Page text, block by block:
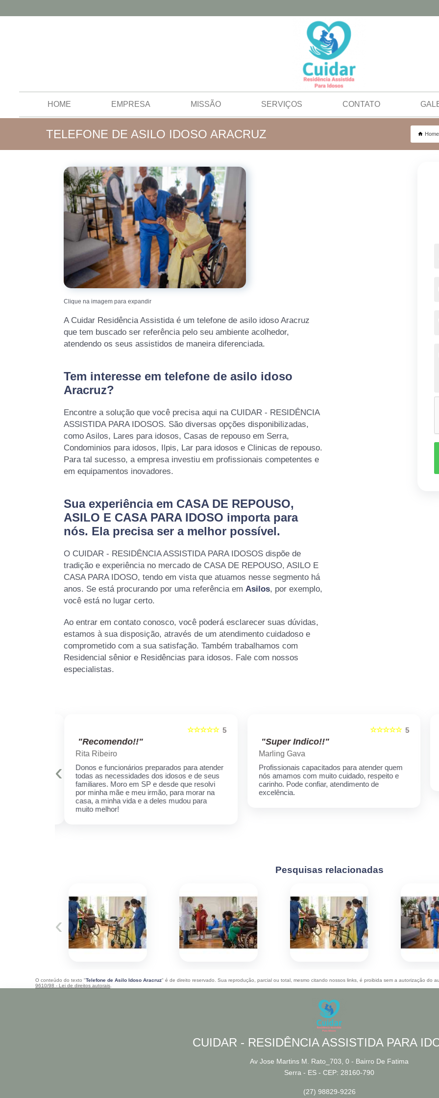
HOME EMPRESA MISSÃO SERVIÇOS CONTATO
TELEFONE DE ASILO IDOSO ARACRUZ Home
Clique na imagem para expandir
A Cuidar Residência Assistida é um telefone de asilo idoso Aracruz
que tem buscado ser referência pelo seu ambiente acolhedor,
atendendo os seus assistidos de maneira diferenciada.
Tem interesse em telefone de asilo idoso
Aracruz?
Encontre a solução que você precisa aqui na CUIDAR - RESIDÊNCIA
ASSISTIDA PARA IDOSOS. São diversas opções disponibilizadas,
como Asilos, Lares para idosos, Casas de repouso em Serra,
Condominios para idosos, Ilpis, Lar para idosos e Clinicas de repouso.
Para tal sucesso, a empresa investiu em profissionais competentes e
em equipamentos inovadores.
Sua experiência em CASA DE REPOUSO,
ASILO E CASA PARA IDOSO importa para
nós. Ela precisa ser a melhor possível.
O CUIDAR - RESIDÊNCIA ASSISTIDA PARA IDOSOS dispõe de
tradição e experiência no mercado de CASA DE REPOUSO, ASILO E
CASA PARA IDOSO, tendo em vista que atuamos nesse segmento há
anos. Se está procurando por uma referência em Asilos, por exemplo,
você está no lugar certo.
Ao entrar em contato conosco, você poderá esclarecer suas dúvidas,
estamos à sua disposição, através de um atendimento cuidadoso e
comprometido com a sua satisfação. Também trabalhamos com
Residencial sênior e Residências para idosos. Fale com nossos
especialistas.
5
☆☆☆☆☆
"Recomendo!!"
Rita Ribeiro
Donos e funcionários preparados para atender
todas as necessidades dos idosos e de seus
familiares. Moro em SP e desde que resolvi
por minha mãe e meu irmão, para morar na
casa, a minha vida e a deles mudou para
muito melhor!
5
☆☆☆☆☆
"Super Indico!!"
Marling Gava
Profissionais capacitados para atender quem
nós amamos com muito cuidado, respeito e
carinho. Pode confiar, atendimento de
excelência.
‹
Pesquisas relacionadas
‹
O conteúdo do texto "Telefone de Asilo Idoso Aracruz" é de direito reservado. Sua reprodução, parcial ou total, mesmo citando nossos links, é proibida sem a autorização do
9610/98 - Lei de direitos autorais
CUIDAR - RESIDÊNCIA ASSISTIDA PARA
Av Jose Martins M. Rato_703, 0 - Bairro De Fatima
Serra - ES - CEP: 28160-790
(27) 98829-9226